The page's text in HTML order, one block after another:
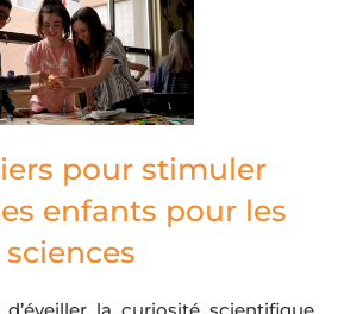
pour stimuler
enfants pour les
sciences